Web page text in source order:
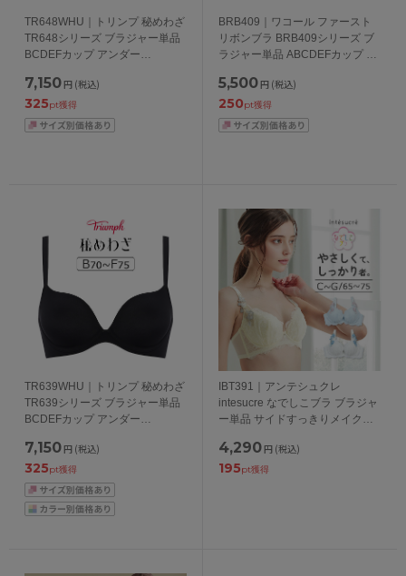
TR648WHU｜トリンプ 秘めわざ
TR648シリーズ ブラジャー単品
BCDEFカップ アンダー
7,150 円 (税込)
325pt獲得
BRB409｜ワコール ファースト
リボンブラ BRB409シリーズ ブ
ラジャー単品 ABCDEFカップ ア
5,500 円 (税込)
250pt獲得
TR639WHU｜トリンプ 秘めわざ
TR639シリーズ ブラジャー単品
BCDEFカップ アンダー
7,150 円 (税込)
325pt獲得
IBT391｜アンテシュクレ
intesucre なでしこブラ ブラジャ
ー単品 サイドすっきりメイク
65/70/75cm
4,290 円 (税込)
195pt獲得